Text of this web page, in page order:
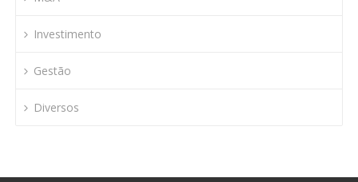
Investimento
Gestão
Diversos